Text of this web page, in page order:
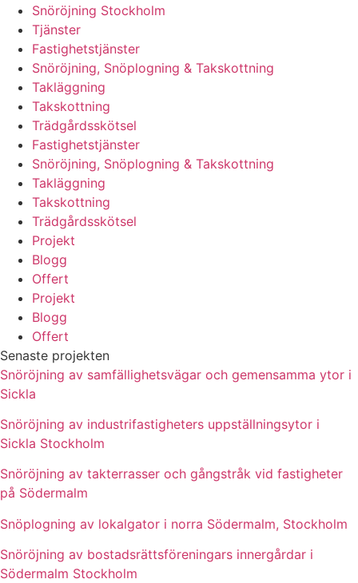
Snöröjning Stockholm
Tjänster
Fastighetstjänster
Snöröjning, Snöplogning & Takskottning
Takläggning
Takskottning
Trädgårdsskötsel
Fastighetstjänster
Snöröjning, Snöplogning & Takskottning
Takläggning
Takskottning
Trädgårdsskötsel
Projekt
Blogg
Offert
Projekt
Blogg
Offert
Senaste projekten
Snöröjning av samfällighetsvägar och gemensamma ytor i
Sickla
Snöröjning av industrifastigheters uppställningsytor i
Sickla Stockholm
Snöröjning av takterrasser och gångstråk vid fastigheter
på Södermalm
Snöplogning av lokalgator i norra Södermalm, Stockholm
Snöröjning av bostadsrättsföreningars innergårdar i
Södermalm Stockholm